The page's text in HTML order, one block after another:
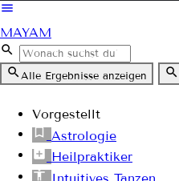
MAYAM
Alle Ergebnisse anzeigen
Vorgestellt
Astrologie
Heilpraktiker
Intuitives Tanzen